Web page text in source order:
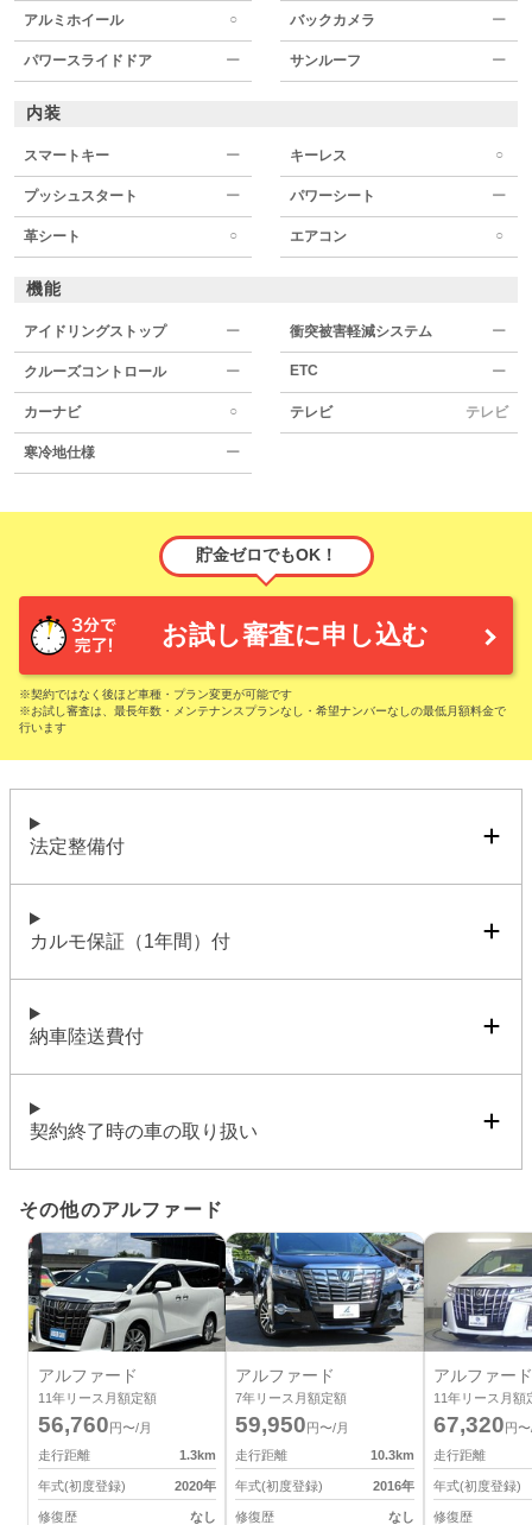
アルミホイール ○ バックカメラ ー
パワースライドドア ー サンルーフ ー
内装
スマートキー ー キーレス ○
プッシュスタート ー パワーシート ー
革シート ○ エアコン ○
機能
アイドリングストップ ー 衝突被害軽減システム ー
クルーズコントロール ー ETC ー
カーナビ ○ テレビ テレビ
寒冷地仕様 ー
貯金ゼロでもOK！
お試し審査に申し込む
※契約ではなく後ほど車種・プラン変更が可能です
※お試し審査は、最長年数・メンテナンスプランなし・希望ナンバーなしの最低月額料金で
行います
法定整備付
カルモ保証（1年間）付
納車陸送費付
契約終了時の車の取り扱い
その他のアルファード
アルファード
11年リース月額定額
56,760円〜/月
走行距離
1.3km
年式(初度登録) 2020年
修復歴 なし
アルファード
7年リース月額定額
59,950円〜/月
走行距離
10.3km
年式(初度登録) 2016年
修復歴 なし
アルファード
11年リース月額
67,320円
走行距離
年式(初度登録)
修復歴